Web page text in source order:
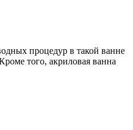
процедур в такой ванне
того, акриловая ванна